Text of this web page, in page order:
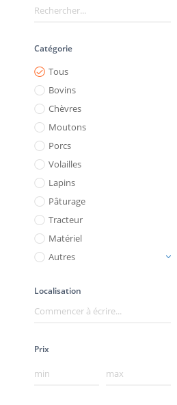
Catégorie
Tous
Bovins
Chèvres
Moutons
Porcs
Volailles
Lapins
Pâturage
Tracteur
Matériel
Autres
Localisation
Prix